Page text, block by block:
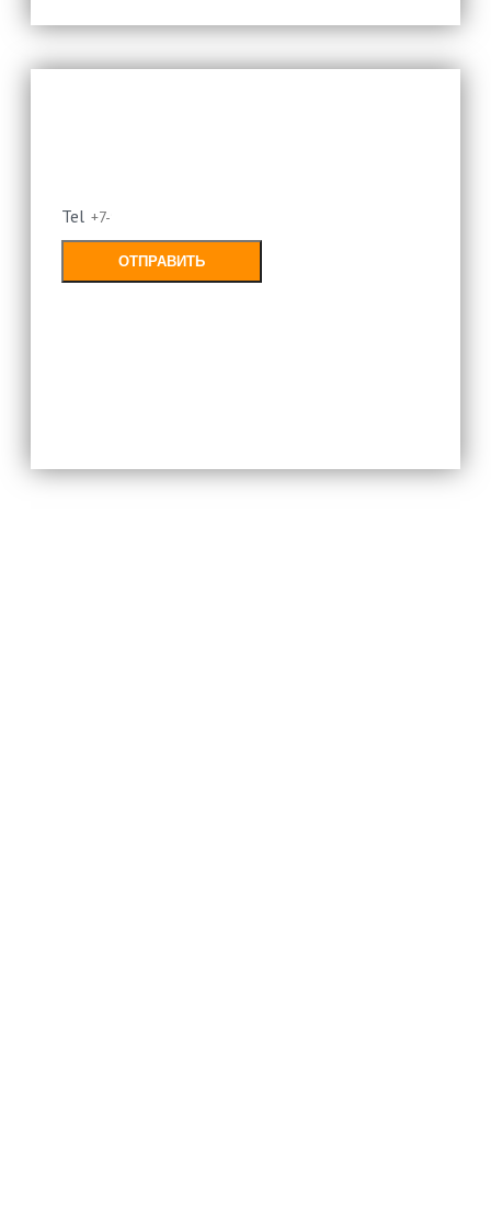
Tel
ОТПРАВИТЬ